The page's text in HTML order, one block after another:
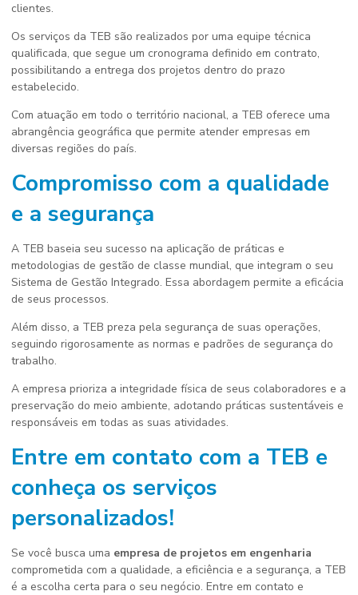
clientes.
Os serviços da TEB são realizados por uma equipe técnica
qualificada, que segue um cronograma definido em contrato,
possibilitando a entrega dos projetos dentro do prazo
estabelecido.
Com atuação em todo o território nacional, a TEB oferece uma
abrangência geográfica que permite atender empresas em
diversas regiões do país.
Compromisso com a qualidade
e a segurança
A TEB baseia seu sucesso na aplicação de práticas e
metodologias de gestão de classe mundial, que integram o seu
Sistema de Gestão Integrado. Essa abordagem permite a eficácia
de seus processos.
Além disso, a TEB preza pela segurança de suas operações,
seguindo rigorosamente as normas e padrões de segurança do
trabalho.
A empresa prioriza a integridade física de seus colaboradores e a
preservação do meio ambiente, adotando práticas sustentáveis e
responsáveis em todas as suas atividades.
Entre em contato com a TEB e
conheça os serviços
personalizados!
Se você busca uma empresa de projetos em engenharia
comprometida com a qualidade, a eficiência e a segurança, a TEB
é a escolha certa para o seu negócio. Entre em contato e